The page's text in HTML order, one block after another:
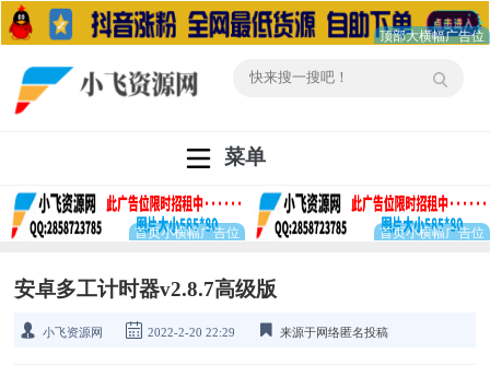
菜单
安卓多工计时器v2.8.7高级版
小飞资源网 2022-2-20 22:29 来源于网络匿名投稿